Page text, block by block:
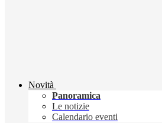
Novità
Panoramica
Le notizie
Calendario eventi